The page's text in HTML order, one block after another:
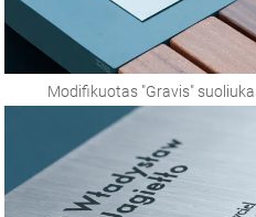
Modifikuotas "Gravis"